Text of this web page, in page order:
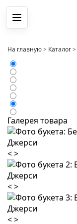
Меню
На главную> Каталог>
Галерея товара
<>
<>
<>